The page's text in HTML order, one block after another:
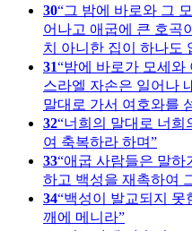
30 그 밤에 바로와 그
어나고 애굽에 큰 호곡
치 아니한 집이 하나도
31 밤에 바로가 모세와
스라엘 자손은 일어나
말대로 가서 여호와를
32 너희의 말대로 너희
여 축복하라 하며
33 애굽 사람들은 말하
하고 백성을 재촉하여
34 백성이 발교되지 못
깨에 메니라